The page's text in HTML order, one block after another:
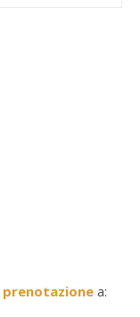
prenotazione a: